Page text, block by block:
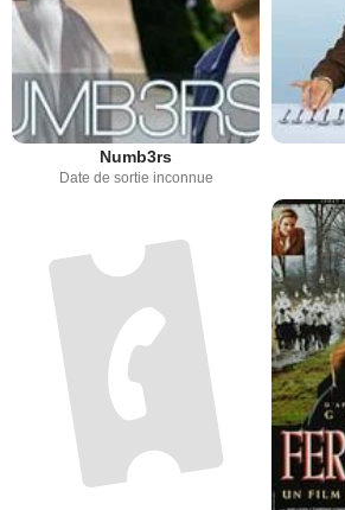
Numb3rs
Date de sortie inconnue